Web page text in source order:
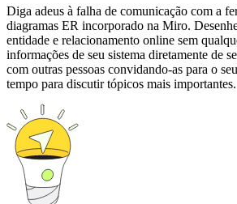
Diga adeus à falha de comunicação com a
diagramas ER incorporado na Miro.
entidade e relacionamento online sem
informações de seu sistema diretamente de
com outras pessoas convidando-as para o
tempo para discutir tópicos mais importantes.